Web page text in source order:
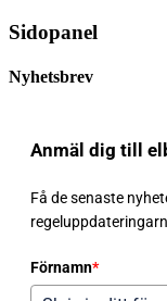
Sidopanel
Nyhetsbrev
Anmäl dig till
Få de senaste
Förnamn*